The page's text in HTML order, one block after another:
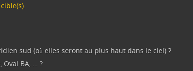
sud (où elles seront au plus haut dans le ciel) ?
Oval BA, … ?